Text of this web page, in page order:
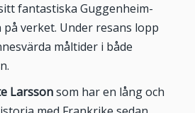
fantastiska Guggenheim-
verket. Under resans lopp
måltider i både
Larssonsom har en lång och